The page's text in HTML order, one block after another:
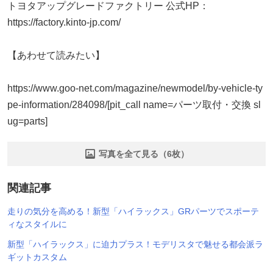
トヨタアップグレードファクトリー 公式HP：
https://factory.kinto-jp.com/
【あわせて読みたい】
https://www.goo-net.com/magazine/newmodel/by-vehicle-ty
pe-information/284098/[pit_call name=パーツ取付・交換 sl
ug=parts]
写真を全て見る（6枚）
関連記事
走りの気分を高める！新型「ハイラックス」GRパーツでスポーテ
ィなスタイルに
新型「ハイラックス」に迫力プラス！モデリスタで魅せる都会派ラ
ギットカスタム